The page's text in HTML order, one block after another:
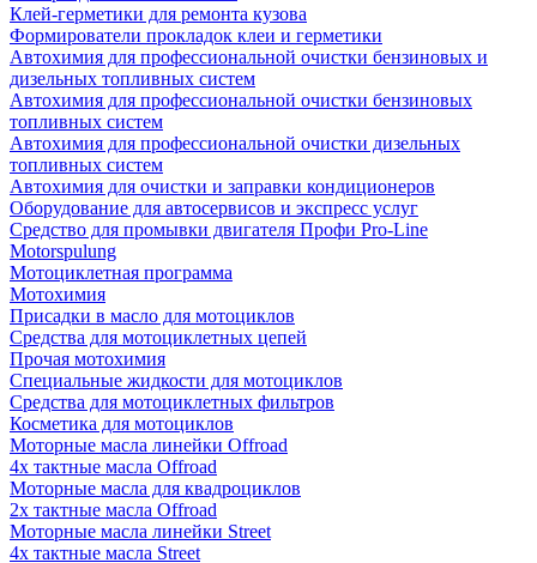
Клей-герметики для ремонта кузова
Формирователи прокладок клеи и герметики
Автохимия для профессиональной очистки бензиновых и
дизельных топливных систем
Автохимия для профессиональной очистки бензиновых
топливных систем
Автохимия для профессиональной очистки дизельных
топливных систем
Автохимия для очистки и заправки кондиционеров
Оборудование для автосервисов и экспресс услуг
Средство для промывки двигателя Профи Pro-Line
Motorspulung
Мотоциклетная программа
Мотохимия
Присадки в масло для мотоциклов
Средства для мотоциклетных цепей
Прочая мотохимия
Специальные жидкости для мотоциклов
Средства для мотоциклетных фильтров
Косметика для мотоциклов
Моторные масла линейки Offroad
4х тактные масла Offroad
Моторные масла для квадроциклов
2х тактные масла Offroad
Моторные масла линейки Street
4х тактные масла Street